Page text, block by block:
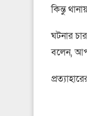
কিন্তু
ঘটনার
বলেন,